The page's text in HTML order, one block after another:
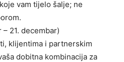
vam tijelo šalje; ne
21. decembar)
klijentima i partnerskim
dobitna kombinacija za